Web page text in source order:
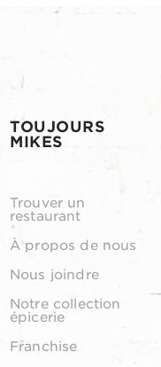
TOUJOURS
MIKES
Trouver un
restaurant
À propos de nous
Nous joindre
Notre collection
épicerie
Franchise